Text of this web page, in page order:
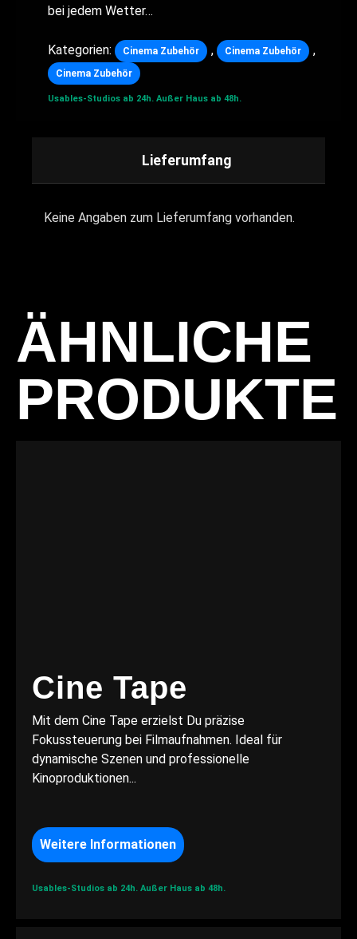
bei jedem Wetter…
Kategorien: Cinema Zubehör , Cinema Zubehör ,
Cinema Zubehör
Usables-Studios ab 24h. Außer Haus ab 48h.
Lieferumfang
Keine Angaben zum Lieferumfang vorhanden.
ÄHNLICHE
PRODUKTE
Cine Tape
Mit dem Cine Tape erzielst Du präzise
Fokussteuerung bei Filmaufnahmen. Ideal für
dynamische Szenen und professionelle
Kinoproduktionen...
Weitere Informationen
Usables-Studios ab 24h. Außer Haus ab 48h.